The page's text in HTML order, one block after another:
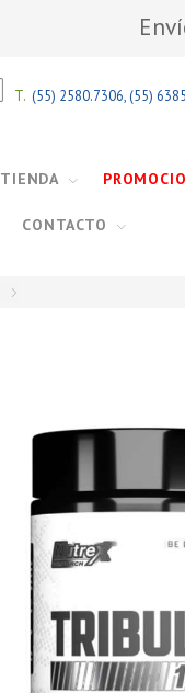
T. (55) 2580.7306 (55)
TIENDA
CONTACTO